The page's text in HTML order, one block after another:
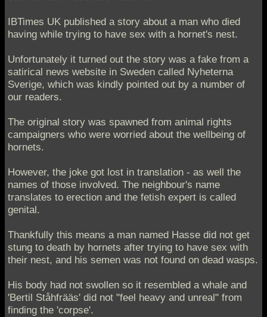
IBTimes UK published a story about a man who died
having while trying to have sex with a hornet's nest.
Unfortunately it turned out the story was a fake from a
satirical news website in Sweden called Nyheterna
Sverige, which was kindly pointed out by a number of
our readers.
The original story was spawned from animal rights
campaigners who were worried about the wellbeing of
hornets.
However, the joke got lost in translation - as well the
names of those involved. The neighbour's name
translates to erection and the fetish expert is called
genital.
Thankfully this means a man named Hasse did not get
stung to death by hornets after trying to have sex with
their nest, and his semen was not found on dead wasps.
His body had not swollen so it resembled a whale and
'Bertil Ståhfrääs' did not "feel heavy and unreal" from
finding the 'corpse'.